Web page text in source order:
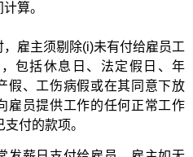
算。
雇主须剔除(i)未有付给雇员工
包括休息日、法定假日、年
假、工伤病假或在其同意下放
雇员提供工作的任何正常工作
付的款项。